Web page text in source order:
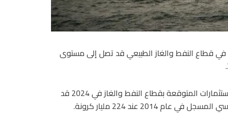
في قطاع النفط والغاز الطبيعي قد تصل إلى مستوى
وأوضح الاستطلاع الذي نُشرت نتائجه اليوم الخميس، أن حجم الاستثمارات المتوقعة بقطاع النفط والغاز في 2024 قد